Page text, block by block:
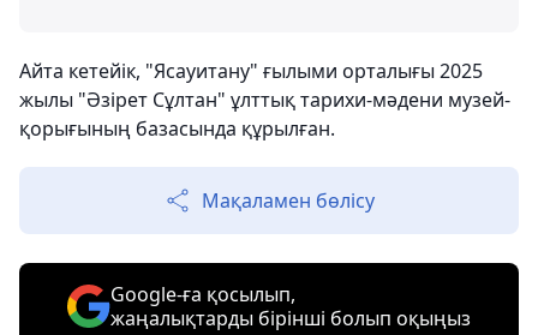
Айта кетейік, "Ясауитану" ғылыми орталығы 2025
жылы "Әзірет Сұлтан" ұлттық тарихи-мәдени музей-
қорығының базасында құрылған.
Мақаламен бөлісу
Google-ға қосылып,
жаңалықтарды бірінші болып оқыңыз